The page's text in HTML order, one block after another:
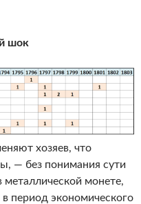
шок
хозяев, что
— без понимания сути
монете,
период экономического